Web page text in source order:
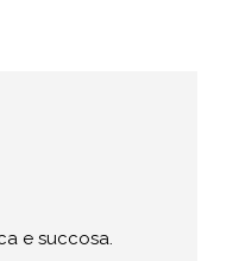
e succosa.